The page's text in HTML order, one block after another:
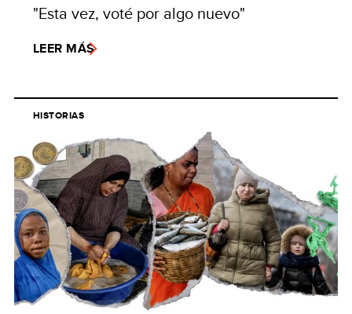
"Esta vez, voté por algo nuevo"
LEER MÁS
HISTORIAS